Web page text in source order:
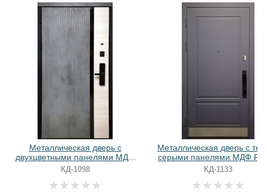
Хочу такую
Хочу такую
Металлическая дверь с
двухцветными панелями МДФ
ПВХ и биометрическим замком
КД-1098
Металлическая дверь с
серыми панелями МДФ
отбойником и
замком
КД-1133